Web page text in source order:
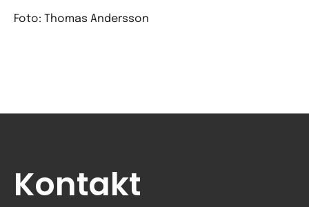
Foto: Thomas Andersson
Kontakt